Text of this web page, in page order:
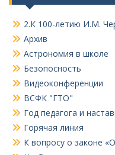
2.К 100-летию И.М.
Архив
Астрономия в школе
Безопосность
Видеоконференции
ВСФК "ГТО"
Год педагога и
Горячая линия
К вопросу о законе